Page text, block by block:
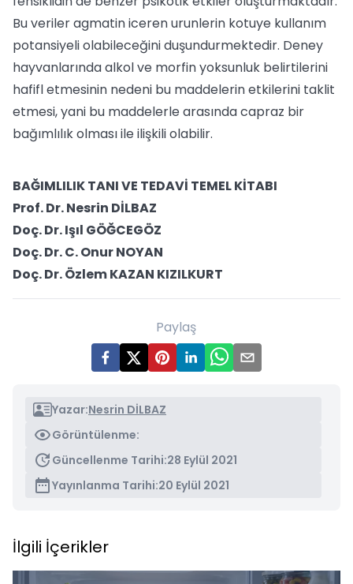
Bu veriler agmatin iceren urunlerin kotuye kullanım
potansiyeli olabileceğini duşundurmektedir. Deney
hayvanlarında alkol ve morfin yoksunluk belirtilerini
hafifl etmesinin nedeni bu maddelerin etkilerini taklit
etmesi, yani bu maddelerle arasında capraz bir
bağımlılık olması ile ilişkili olabilir.
BAĞIMLILIK TANI VE TEDAVİ TEMEL KİTABI
Prof. Dr. Nesrin DİLBAZ
Doç. Dr. Işıl GÖĞCEGÖZ
Doç. Dr. C. Onur NOYAN
Doç. Dr. Özlem KAZAN KIZILKURT
Paylaş
Yazar:Nesrin DİLBAZ
Görüntülenme:
Güncellenme Tarihi:28 Eylül 2021
Yayınlanma Tarihi:20 Eylül 2021
İlgili İçerikler